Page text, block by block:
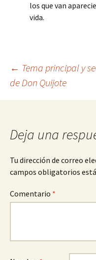
los que van
vida.
de
← Tema principal y
de Don Quijote
Deja una
Tu dirección de correo
campos obligatorios
Comentario *